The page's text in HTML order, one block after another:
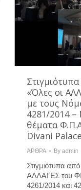
«Όλες οι
με τους
4281/2014
θέματα
Divani
ΆΡΘΡΑ By admin
Στιγμιότυπα
ΑΛΛΑΓΕΣ του
4261/2014 και